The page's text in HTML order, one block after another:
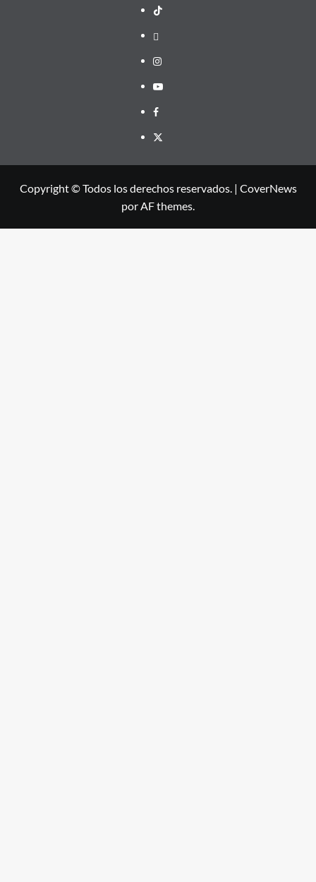
TikTok
threads
Instagram
Youtube
Facebook
X
Copyright © Todos los derechos reservados. | CoverNews
por AF themes.